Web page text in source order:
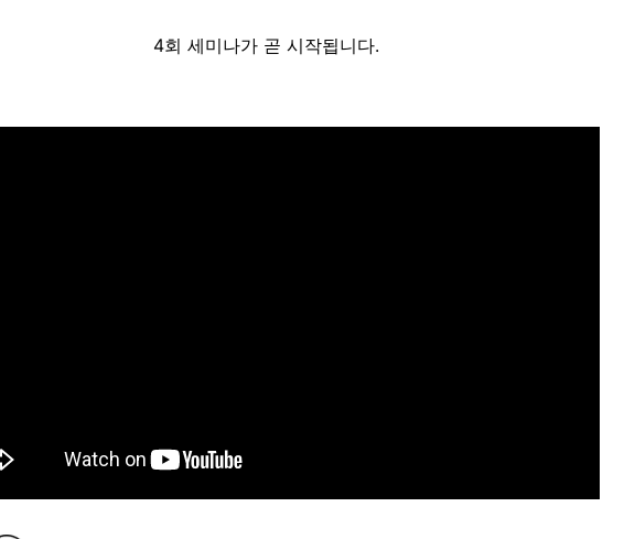
4회 세미나가 곧 시작됩니다.